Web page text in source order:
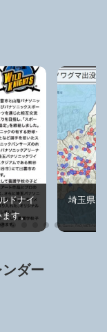
ドナイ
ます。
埼玉県で
ダー